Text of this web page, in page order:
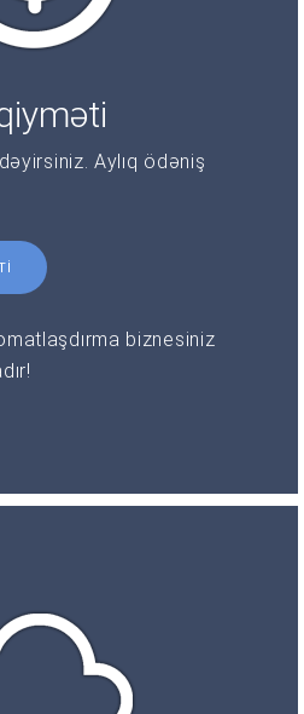
Aylıq ödəniş
biznesiniz